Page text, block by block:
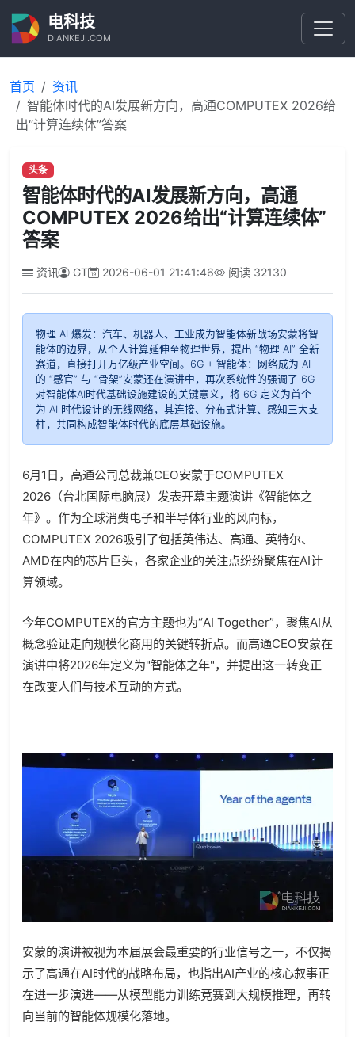
电科技
DIANKEJI.COM
首页
资讯
智能体时代的AI发展新方向，高通COMPUTEX 2026给
出“计算连续体”答案
头条
智能体时代的AI发展新方向，高通
COMPUTEX 2026给出“计算连续体”
答案
资讯 GT 2026-06-01 21:41:46 阅读 32130
物理 AI 爆发：汽车、机器人、工业成为智能体新战场安蒙将智
能体的边界，从个人计算延伸至物理世界，提出 “物理 AI” 全新
赛道，直接打开万亿级产业空间。6G + 智能体：网络成为 AI
的 “感官” 与 “骨架”安蒙还在演讲中，再次系统性的强调了 6G
对智能体AI时代基础设施建设的关键意义，将 6G 定义为首个
为 AI 时代设计的无线网络，其连接、分布式计算、感知三大支
柱，共同构成智能体时代的底层基础设施。
6月1日，高通公司总裁兼CEO安蒙于COMPUTEX
2026（台北国际电脑展）发表开幕主题演讲《智能体之
年》。作为全球消费电子和半导体行业的风向标，
COMPUTEX 2026吸引了包括英伟达、高通、英特尔、
AMD在内的芯片巨头，各家企业的关注点纷纷聚焦在AI计
算领域。
今年COMPUTEX的官方主题也为“AI Together”，聚焦AI从
概念验证走向规模化商用的关键转折点。而高通CEO安蒙在
演讲中将2026年定义为"智能体之年"，并提出这一转变正
在改变人们与技术互动的方式。
安蒙的演讲被视为本届展会最重要的行业信号之一，不仅揭
示了高通在AI时代的战略布局，也指出AI产业的核心叙事正
在进一步演进——从模型能力训练竞赛到大规模推理，再转
向当前的智能体规模化落地。